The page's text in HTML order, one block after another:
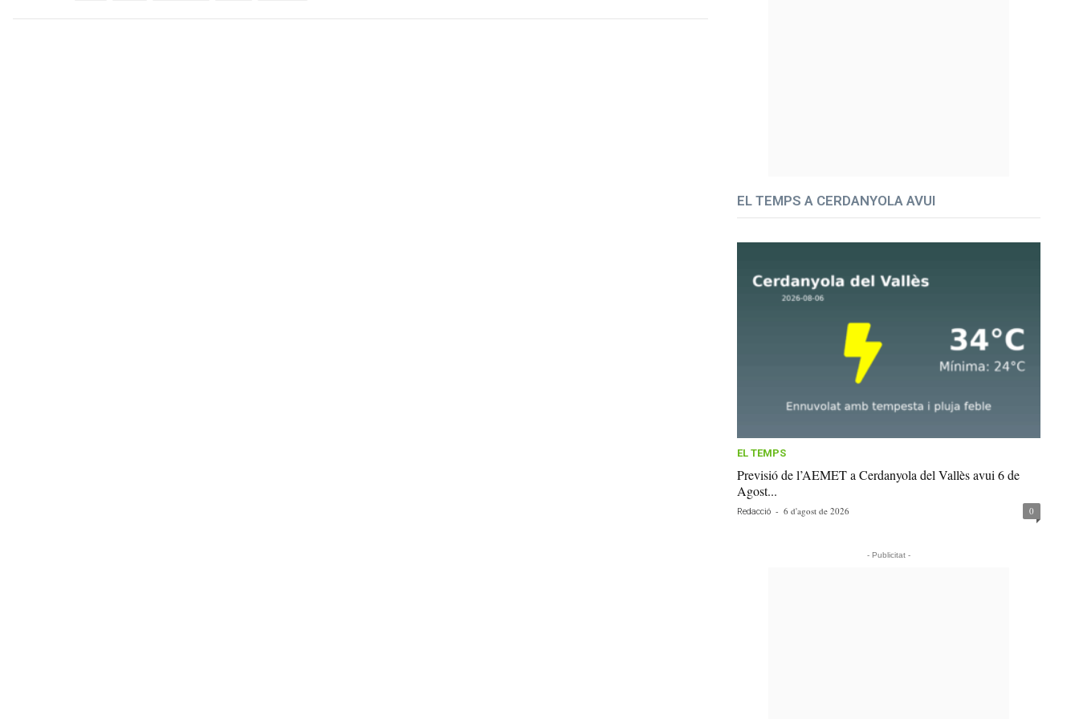
EL TEMPS A CERDANYOLA AVUI
EL TEMPS
Previsió de l’AEMET a Cerdanyola del Vallès avui 6 de
Agost...
Redacció - 6 d'agost de 2026 0
- Publicitat -